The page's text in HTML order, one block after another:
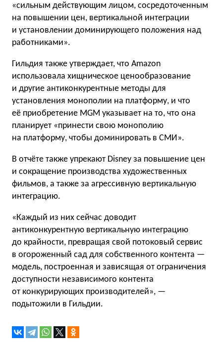
«сильным действующим лицом, сосредоточенным
на повышении цен, вертикальной интеграции
и установлении доминирующего положения над
работниками».
Гильдия также утверждает, что Amazon
использовала хищническое ценообразование
и другие антиконкурентные методы для
установления монополии на платформу, и что
её приобретение MGM указывает на то, что она
планирует «принести свою монополию
на платформу, чтобы доминировать в СМИ».
В отчёте также упрекают Disney за повышение цен
и сокращение производства художественных
фильмов, а также за агрессивную вертикальную
интеграцию.
«Каждый из них сейчас доводит
антиконкурентную вертикальную интеграцию
до крайности, превращая свой потоковый сервис
в огороженный сад для собственного контента —
модель, построенная и зависящая от ограничения
доступности независимого контента
от конкурирующих производителей», —
подытожили в Гильдии.